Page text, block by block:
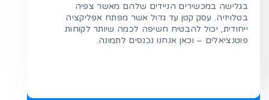
בגלישה במכשירים הניידים שלהם מאשר צפיה
בטלויזיה. עסק קטן עד גדול אשר מפתח אפליקציה
ייחודית, יכול להבטיח חשיפה לכמה שיותר לקוחות
פוטנציאלים – וכאן אנחנו נכנסים לתמונה.